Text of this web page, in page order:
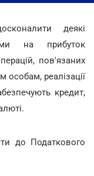
деякі
на прибуток
пов'язаних
особам, реалізації
кредит,
до Податкового